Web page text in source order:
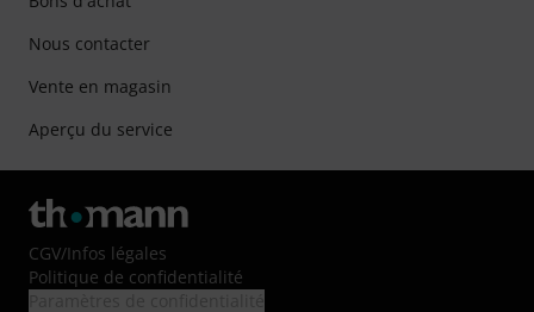
Nous contacter
Vente en magasin
Aperçu du service
CGV/Infos légales
Politique de confidentialité